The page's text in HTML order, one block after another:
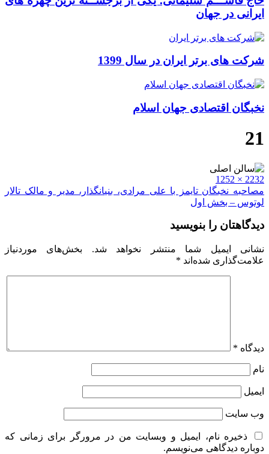
ایرانی در جهان
شرکت های برتر ایران در سال 1399
نخبگان اقتصادی جهان اسلام
21
Full
size
2232 × 1252
راهبری
نوشته
مصاحبه نخبگان تایمز با علی مرادی، بنیانگذار، مدیر و مالک تالار
لوتوس – بخش اول
دیدگاهتان را بنویسید
نشانی ایمیل شما منتشر نخواهد شد.
بخش‌های موردنیاز
علامت‌گذاری شده‌اند *
دیدگاه *
نام
ایمیل
وب‌ سایت
ذخیره نام، ایمیل و وبسایت من در مرورگر برای زمانی که
دوباره دیدگاهی می‌نویسم.